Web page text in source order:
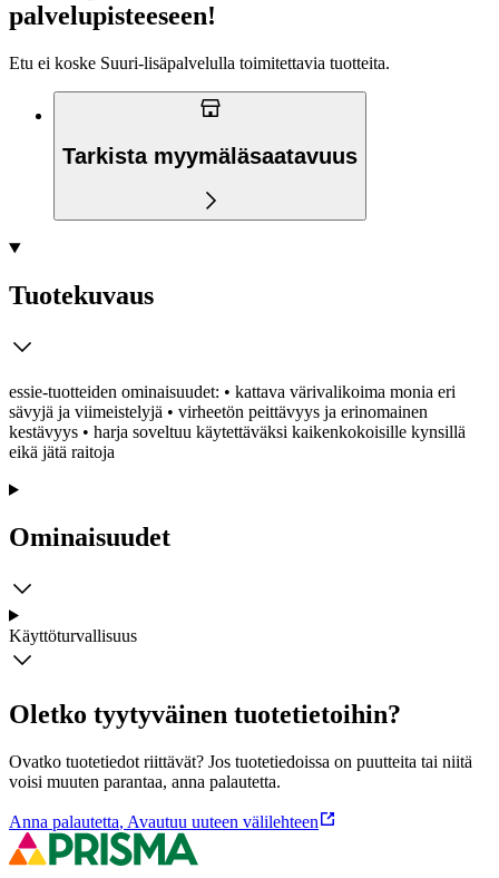
palvelupisteeseen!
Etu ei koske Suuri‑lisäpalvelulla toimitettavia tuotteita.
Tarkista myymäläsaatavuus
Tuotekuvaus
essie-tuotteiden ominaisuudet: • kattava värivalikoima monia eri
sävyjä ja viimeistelyjä • virheetön peittävyys ja erinomainen
kestävyys • harja soveltuu käytettäväksi kaikenkokoisille kynsillä
eikä jätä raitoja
Ominaisuudet
Käyttöturvallisuus
Oletko tyytyväinen tuotetietoihin?
Ovatko tuotetiedot riittävät? Jos tuotetiedoissa on puutteita tai niitä
voisi muuten parantaa, anna palautetta.
Anna palautetta, Avautuu uuteen välilehteen